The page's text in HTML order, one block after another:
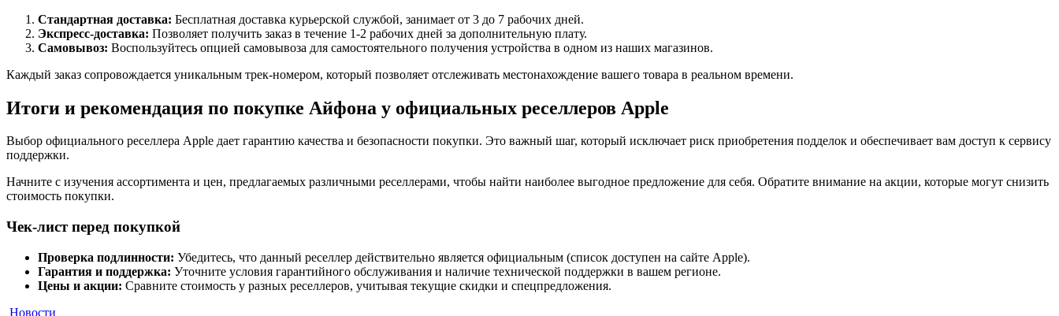
Стандартная доставка: Бесплатная доставка курьерской службой, занимает от 3 до 7 рабочих дней.
Экспресс-доставка: Позволяет получить заказ в течение 1-2 рабочих дней за дополнительную плату.
Самовывоз: Воспользуйтесь опцией самовывоза для самостоятельного получения устройства в одном из наших магазинов.
Каждый заказ сопровождается уникальным трек-номером, который позволяет отслеживать местонахождение вашего товара в реальном времени.
Итоги и рекомендация по покупке Айфона у официальных реселлеров Apple
Выбор официального реселлера Apple дает гарантию качества и безопасности покупки. Это важный шаг, который исключает риск приобретения подделок и обеспечивает вам доступ к сервису
поддержки.
Начните с изучения ассортимента и цен, предлагаемых различными реселлерами, чтобы найти наиболее выгодное предложение для себя. Обратите внимание на акции, которые могут снизить
стоимость покупки.
Чек-лист перед покупкой
Проверка подлинности: Убедитесь, что данный реселлер действительно является официальным (список доступен на сайте Apple).
Гарантия и поддержка: Уточните условия гарантийного обслуживания и наличие технической поддержки в вашем регионе.
Цены и акции: Сравните стоимость у разных реселлеров, учитывая текущие скидки и спецпредложения.
Новости